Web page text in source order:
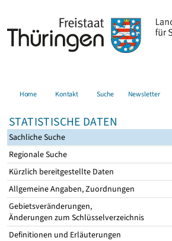
Home Kontakt Suche Newsletter
STATISTISCHE DATEN
Sachliche Suche
Regionale Suche
Kürzlich bereitgestellte Daten
Allgemeine Angaben, Zuordnungen
Gebietsveränderungen,
Änderungen zum Schlüsselverzeichnis
Definitionen und Erläuterungen